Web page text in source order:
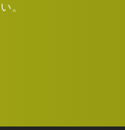
。